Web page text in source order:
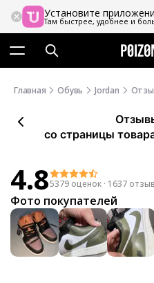
Установите
Там быстрее, удобнее и
Главная Обувь Jordan
со страницы
4.85379 оценок · 1637
Фото покупателей